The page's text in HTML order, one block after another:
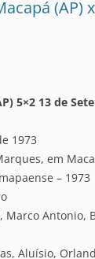
(AP)
5×2 13 de
1973
em
– 1973
Marco Antonio,
Aluísio,